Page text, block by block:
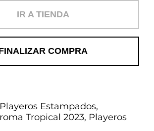
IR A TIENDA
COMPRA
Playeros Estampados,
Tropical 2023, Playeros